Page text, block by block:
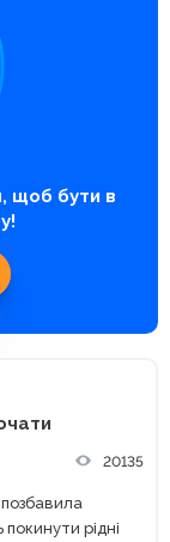
щоб бути в
20135
рідні